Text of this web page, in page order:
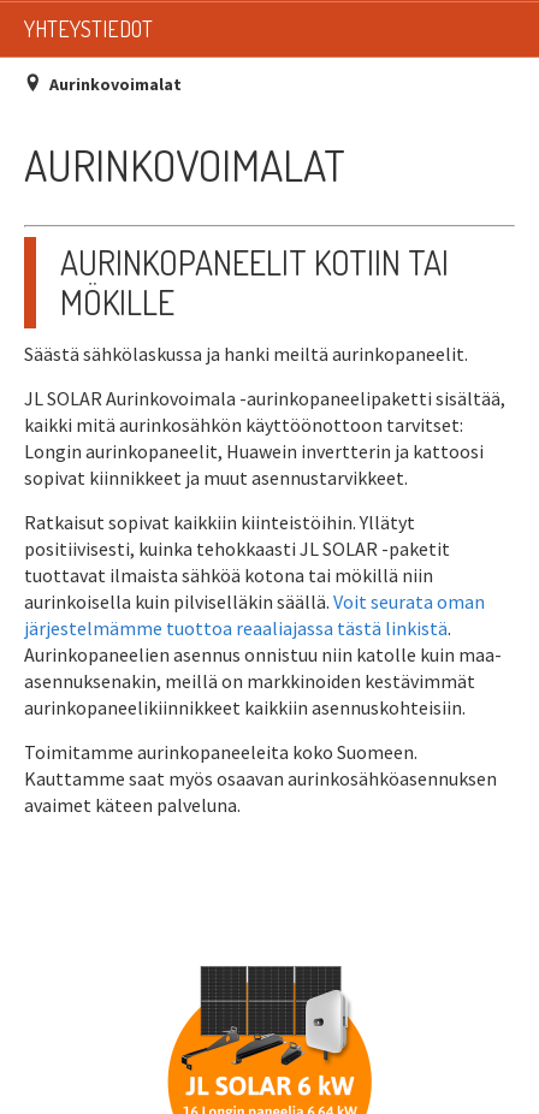
LISTAT
SADEVESIJÄRJESTELMÄT
KATTOLUUKUT JA KATTOLÄPIVIENNIT
TARVIKKEET
TARJOUSTUOTTEET
PYYDÄ TARJOUS ASENNUKSESTA
YHTEYSTIEDOT
Aurinkovoimalat
AURINKOVOIMALAT
AURINKOPANEELIT KOTIIN TAI
MÖKILLE
Säästä sähkölaskussa ja hanki meiltä aurinkopaneelit.
JL SOLAR Aurinkovoimala -aurinkopaneelipaketti sisältää,
kaikki mitä aurinkosähkön käyttöönottoon tarvitset:
Longin aurinkopaneelit, Huawein invertterin ja kattoosi
sopivat kiinnikkeet ja muut asennustarvikkeet.
Ratkaisut sopivat kaikkiin kiinteistöihin. Yllätyt
positiivisesti, kuinka tehokkaasti JL SOLAR -paketit
tuottavat ilmaista sähköä kotona tai mökillä niin
aurinkoisella kuin pilviselläkin säällä. Voit seurata oman
järjestelmämme tuottoa reaaliajassa tästä linkistä.
Aurinkopaneelien asennus onnistuu niin katolle kuin maa-
asennuksenakin, meillä on markkinoiden kestävimmät
aurinkopaneelikiinnikkeet kaikkiin asennuskohteisiin.
Toimitamme aurinkopaneeleita koko Suomeen.
Kauttamme saat myös osaavan aurinkosähköasennuksen
avaimet käteen palveluna.